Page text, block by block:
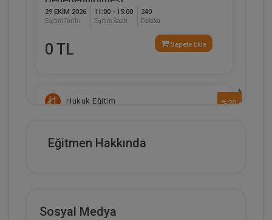
29 EKIM 2026
Eğitim Tarihi
11:00 - 15:00
Eğitim Saati
240
Dakika
0 TL Sepete Ekle
%20
Hukuk Eğitim
Eğitmen Hakkında
Sosyal Medya